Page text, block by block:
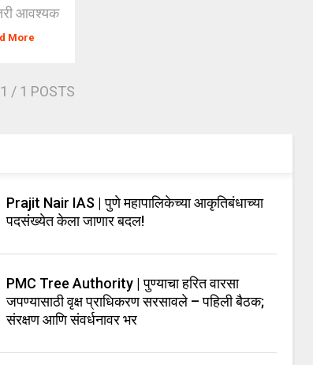
तरी आवश्यक
More
1 / 1 POSTS
Prajit Nair IAS | पुणे महापालिकेच्या आकृतिबंधाच्या
पदसंख्येत केला जाणार बदल!
PMC Tree Authority | पुण्याचा हरित वारसा
जपण्यासाठी वृक्ष प्राधिकरण सरसावले – पहिली बैठक;
संरक्षण आणि संवर्धनावर भर